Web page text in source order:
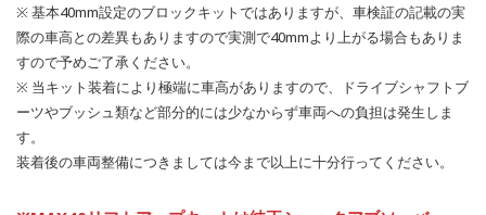
※ 基本40mm設定のブロックキットではありますが、車検証の記載の実
際の車高との差異もありますので実測で40mmより上がる場合もありま
すので予めご了承ください。
※ 当キット装着により極端に車高がありますので、ドライブシャフトブ
ーツやブッシュ類など部分的には少なからず車両への負担は発生しま
す。
装着後の車両整備につきましては今まで以上に十分行ってください。